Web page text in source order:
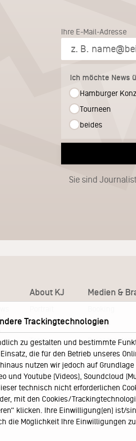
Ihre E-Mail-Adresse
Ich möchte News
Hamburger
Tourneen
beides
Sie sind
About KJ
KJ60
Team
Keychange
Jobs
Medien &
Presse
Trackingtechnologien
zu gestalten und bestimmte
die für den Betrieb unseres
nutzen wir jedoch auf
und Youtube (Videos), Soundcloud
technisch nicht erforderlichen
mit den Cookies/
klicken. Ihre Einwilligung(en)
die Möglichkeit Ihre Einwilligungen